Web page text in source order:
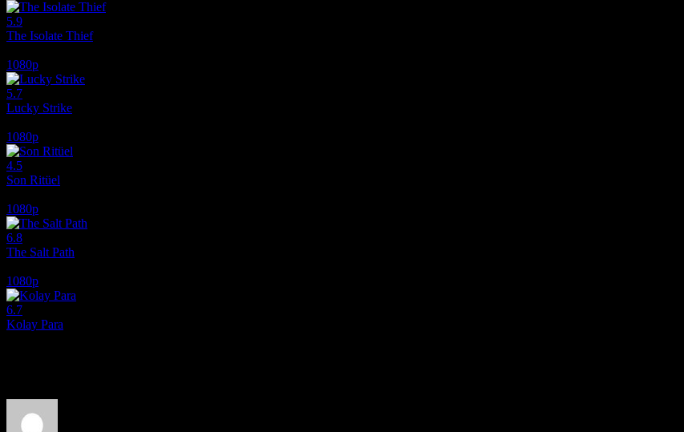
5.9
The Isolate Thief
1080p
5.7
Lucky Strike
1080p
4.5
Son Ritüel
1080p
6.8
The Salt Path
1080p
6.7
Kolay Para